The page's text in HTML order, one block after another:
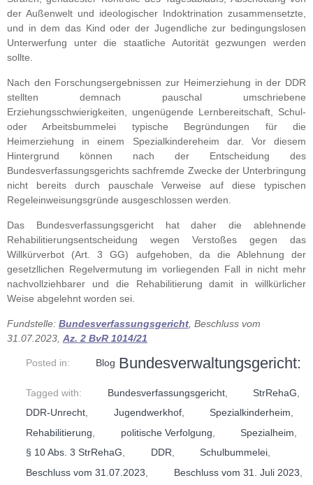
der Außenwelt und ideologischer Indoktrination zusammensetzte,
und in dem das Kind oder der Jugendliche zur bedingungslosen
Unterwerfung unter die staatliche Autorität gezwungen werden
sollte.
Nach den Forschungsergebnissen zur Heimerziehung in der DDR
stellten demnach pauschal umschriebene
Erziehungsschwierigkeiten, ungenügende Lernbereitschaft, Schul-
oder Arbeitsbummelei typische Begründungen für die
Heimerziehung in einem Spezialkindereheim dar. Vor diesem
Hintergrund können nach der Entscheidung des
Bundesverfassungsgerichts sachfremde Zwecke der Unterbringung
nicht bereits durch pauschale Verweise auf diese typischen
Regeleinweisungsgründe ausgeschlossen werden.
Das Bundesverfassungsgericht hat daher die ablehnende
Rehabilitierungsentscheidung wegen Verstoßes gegen das
Willkürverbot (Art. 3 GG) aufgehoben, da die Ablehnung der
gesetzllichen Regelvermutung im vorliegenden Fall in nicht mehr
nachvollziehbarer und die Rehabilitierung damit in willkürlicher
Weise abgelehnt worden sei.
Fundstelle: Bundesverfassungsgericht , Beschluss vom
31.07.2023, Az. 2 BvR 1014/21
Posted in: Blog
Tagged with: Bundesverfassungsgericht, StrRehaG
DDR-Unrecht, Jugendwerkhof, Spezialkinderheim,
Rehabilitierung
politische Verfolgung Spezialheim
§ 10 Abs. 3 StrRehaG
DDR Schulbummelei
Beschluss vom 31.07.2023
Beschluss vom 31. Juli 2023
Bundesverwaltungsgericht: